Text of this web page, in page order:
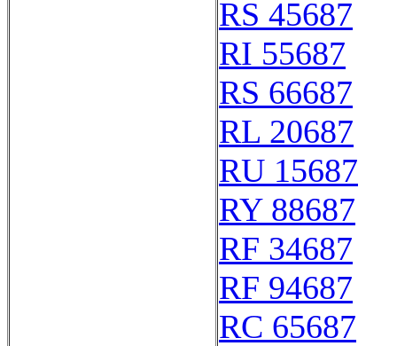
RS 45687
RI 55687
RS 66687
RL 20687
RU 15687
RY 88687
RF 34687
RF 94687
RC 65687